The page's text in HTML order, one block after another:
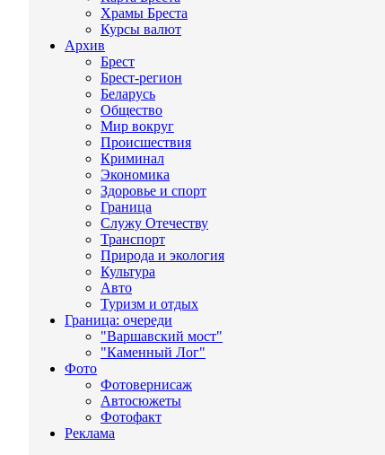
Храмы Бреста
Курсы валют
Архив
Брест
Брест-регион
Беларусь
Общество
Мир вокруг
Происшествия
Криминал
Экономика
Здоровье и спорт
Граница
Служу Отечеству
Транспорт
Природа и экология
Культура
Авто
Туризм и отдых
Граница: очереди
"Варшавский мост"
"Каменный Лог"
Фото
Фотовернисаж
Автосюжеты
Фотофакт
Реклама